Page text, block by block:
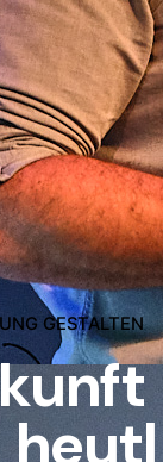
GESTALTEN
|